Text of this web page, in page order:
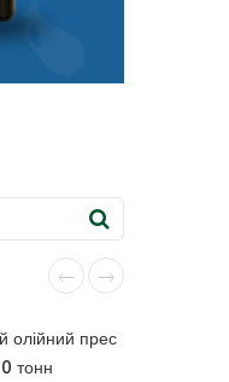
олійний прес
тонн